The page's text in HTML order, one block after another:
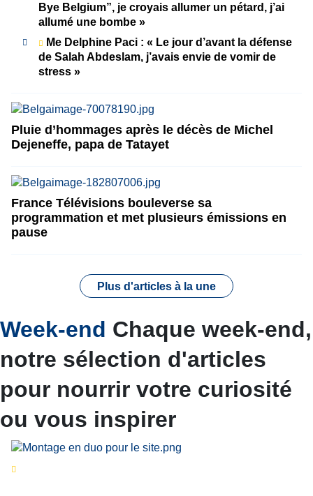
Bye Belgium”, je croyais allumer un pétard, j’ai
allumé une bombe »
Me Delphine Paci : « Le jour d’avant la défense
de Salah Abdeslam, j’avais envie de vomir de
stress »
Pluie d’hommages après le décès de Michel
Dejeneffe, papa de Tatayet
France Télévisions bouleverse sa
programmation et met plusieurs émissions en
pause
Plus d'articles à la une
Week-end Chaque week-end,
notre sélection d'articles
pour nourrir votre curiosité
ou vous inspirer